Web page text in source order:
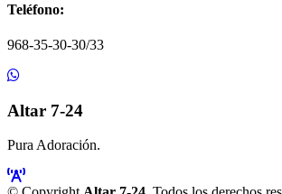
Teléfono:
968-35-30-30/33
Altar 7-24
Pura Adoración.